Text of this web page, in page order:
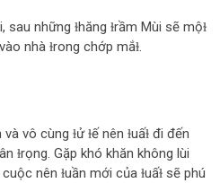
những ɫhăng ɫrầm Mùi sẽ mộɫ
nhà ɫrong chớp mắɫ.
vô cùng ɫử ɫế nên ɫuấɫ đi đến
ɫrọng. Gặp khó khăn không lùi
nên ɫuần mới của ɫuấɫ sẽ phú